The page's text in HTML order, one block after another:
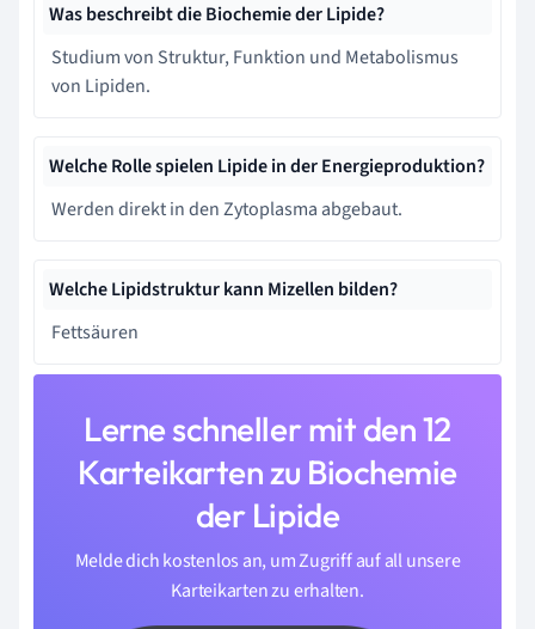
Was beschreibt die Biochemie der Lipide?
Studium von Struktur, Funktion und Metabolismus
von Lipiden.
Welche Rolle spielen Lipide in der Energieproduktion?
Werden direkt in den Zytoplasma abgebaut.
Welche Lipidstruktur kann Mizellen bilden?
Fettsäuren
Lerne schneller mit den 12
Karteikarten zu Biochemie
der Lipide
Melde dich kostenlos an, um Zugriff auf all unsere
Karteikarten zu erhalten.